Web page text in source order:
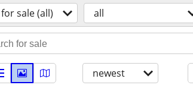
for sale (all) all
newest